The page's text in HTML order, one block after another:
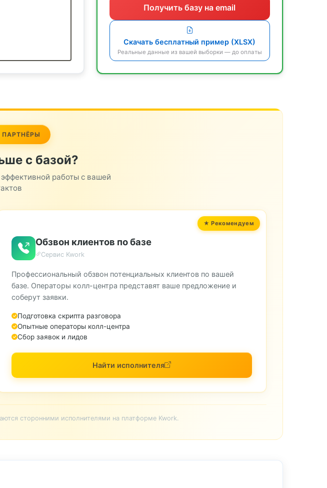
Получить базу на email
Скачать бесплатный пример (XLSX)
Реальные данные из вашей выборки — до оплаты
ПАРТНЁРЫ
с базой?
работы с вашей
Обзвон клиентов по базе
Сервис Kwork
Профессиональный обзвон потенциальных клиентов по вашей
базе. Операторы колл-центра представят ваше предложение и
соберут заявки.
Подготовка скрипта разговора
Опытные операторы колл-центра
Сбор заявок и лидов
Найти исполнителя
сторонними исполнителями на платформе Kwork.